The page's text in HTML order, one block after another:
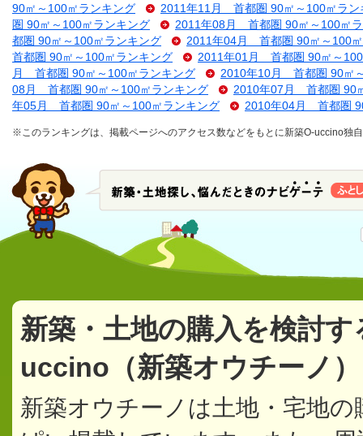
90㎡～100㎡ランキング
2011年11月 首都圏 90㎡～100㎡ラン
圏 90㎡～100㎡ランキング
2011年08月 首都圏 90㎡～100㎡
都圏 90㎡～100㎡ランキング
2011年04月 首都圏 90㎡～100
首都圏 90㎡～100㎡ランキング
2011年01月 首都圏 90㎡～
月 首都圏 90㎡～100㎡ランキング
2010年10月 首都圏 90㎡
08月 首都圏 90㎡～100㎡ランキング
2010年07月 首都圏 90
年05月 首都圏 90㎡～100㎡ランキング
2010年04月 首都圏
※このランキングは、掲載ページへのアクセス数などをもとに新築O-uccino独
新築・土地の購入を検討
uccino（新築オウチーノ
新築オウチーノは土地・宅地